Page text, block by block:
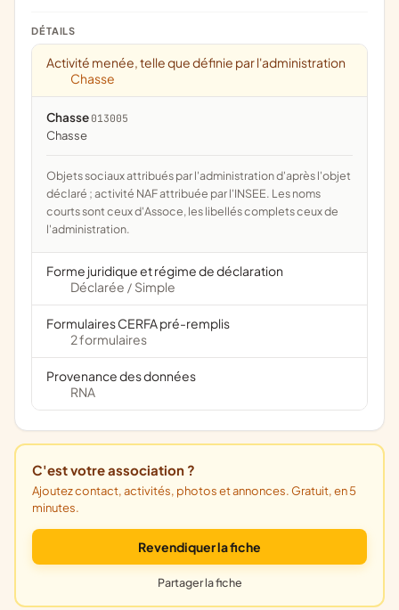
DÉTAILS
Activité menée, telle que définie par l'administration
Chasse
Chasse 013005
chasse
Objets sociaux attribués par l'administration d'après l'objet
déclaré ; activité NAF attribuée par l'INSEE. Les noms
courts sont ceux d'Assoce, les libellés complets ceux de
l'administration.
Forme juridique et régime de déclaration
Déclarée / Simple
Formulaires CERFA pré-remplis
2 formulaires
Provenance des données
RNA
C'est votre association ?
Ajoutez contact, activités, photos et annonces. Gratuit, en 5
minutes.
Revendiquer la fiche
Partager la fiche